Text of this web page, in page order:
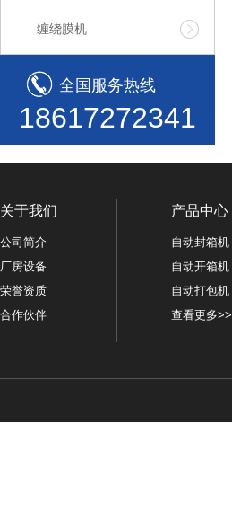
缠绕膜机
全国服务热线
18617272341
关于我们
公司简介
厂房设备
荣誉资质
合作伙伴
产品中心
自动封箱机
自动开箱机
自动打包机
查看更多>>